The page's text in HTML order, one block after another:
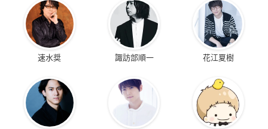
速水奨 諏訪部順一 花江夏樹